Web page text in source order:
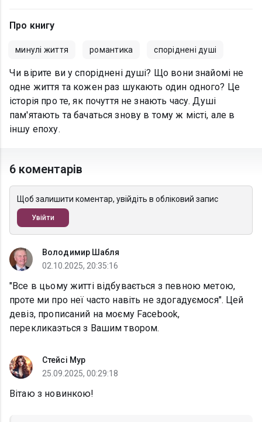
Про книгу
минулі життя романтика споріднені душі
Чи вірите ви у споріднені душі? Що вони знайомі не
одне життя та кожен раз шукають один одного? Це
історія про те, як почуття не знають часу. Душі
пам'ятають та бачаться знову в тому ж місті, але в
іншу епоху.
6 коментарів
Щоб залишити коментар, увійдіть в обліковий запис
Увійти
Володимир Шабля
02.10.2025, 20:35:16
"Все в цьому житті відбувається з певною метою,
проте ми про неї часто навіть не здогадуємося". Цей
девіз, прописаний на моєму Facebook,
перекликаэться з Вашим твором.
Стейсі Мур
25.09.2025, 00:29:18
Вітаю з новинкою!